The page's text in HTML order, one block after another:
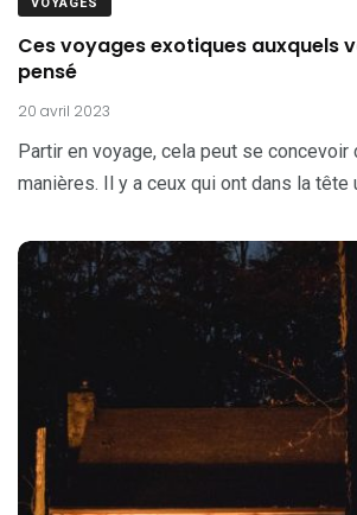
Ces voyages exotiques auxquels
pensé
20 avril 2023
Partir en voyage, cela peut se
manières. Il y a ceux qui ont dans la tête